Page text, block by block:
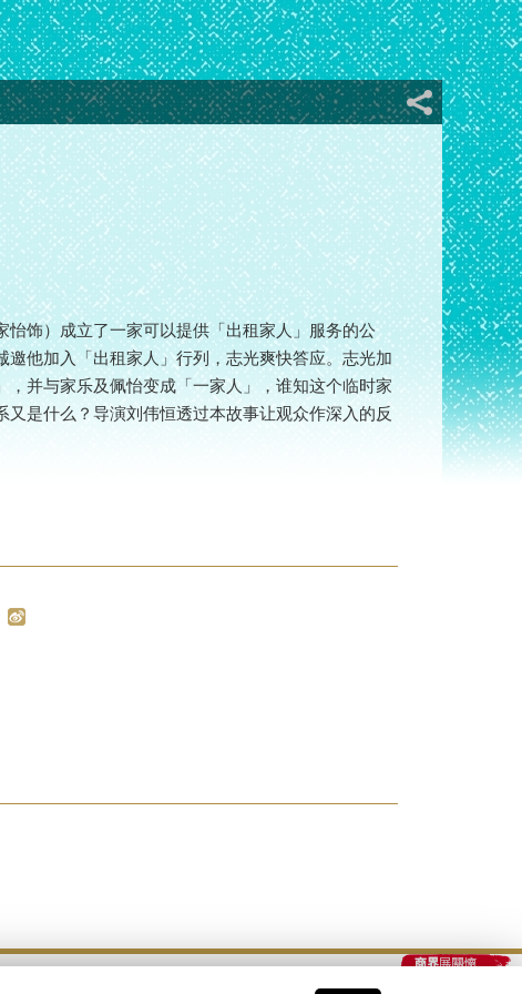
饰）成立了一家可以提供「出租家人」服务的公
他加入「出租家人」行列，志光爽快答应。志光加
并与家乐及佩怡变成「一家人」，谁知这个临时家
是什么？导演刘伟恒透过本故事让观众作深入的反